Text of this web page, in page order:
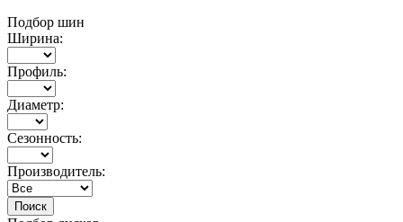
Подбор шин
Ширина:
Профиль:
Диаметр:
Сезонность:
Производитель: